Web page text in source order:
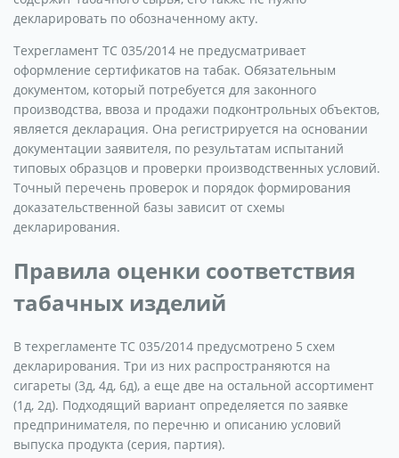
декларировать по обозначенному акту.
Техрегламент ТС 035/2014 не предусматривает
оформление сертификатов на табак. Обязательным
документом, который потребуется для законного
производства, ввоза и продажи подконтрольных объектов,
является декларация. Она регистрируется на основании
документации заявителя, по результатам испытаний
типовых образцов и проверки производственных условий.
Точный перечень проверок и порядок формирования
доказательственной базы зависит от схемы
декларирования.
Правила оценки соответствия
табачных изделий
В техрегламенте ТС 035/2014 предусмотрено 5 схем
декларирования. Три из них распространяются на
сигареты (3д, 4д, 6д), а еще две на остальной ассортимент
(1д, 2д). Подходящий вариант определяется по заявке
предпринимателя, по перечню и описанию условий
выпуска продукта (серия, партия).